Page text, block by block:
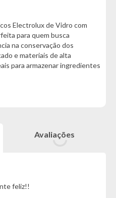
Electrolux de Vidro com
para quem busca
na conservação dos
e materiais de alta
para armazenar ingredientes
garantem um fechamento
por mais tempo e
diferentes – de 0,5L a
Avaliações
feliz!!